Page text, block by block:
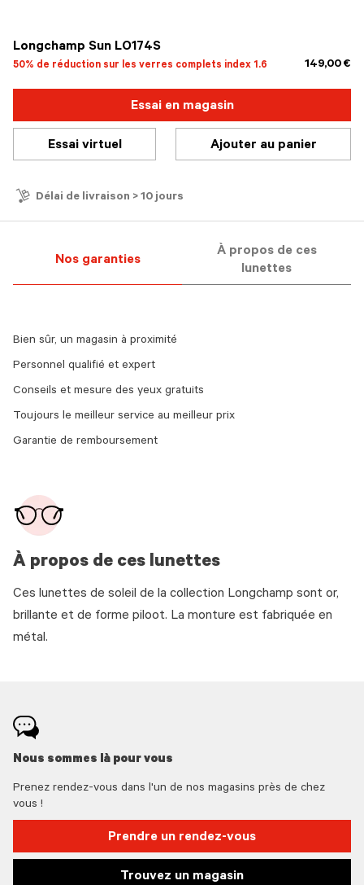
Longchamp Sun LO174S
50% de réduction sur les verres complets index 1.6 149,00 €
Essai en magasin
Essai virtuel Ajouter au panier
Délai de livraison > 10 jours
Nos garanties
À propos de ces
lunettes
À propos de ces lunettes
Ces lunettes de soleil de la collection Longchamp sont or,
brillante et de forme piloot. La monture est fabriquée en
métal.
Bien sûr, un magasin à proximité
Personnel qualifié et expert
Conseils et mesure des yeux gratuits
Toujours le meilleur service au meilleur prix
Garantie de remboursement
Nous sommes là pour vous
Prenez rendez-vous dans l'un de nos magasins près de chez
vous !
Prendre un rendez-vous
Trouvez un magasin